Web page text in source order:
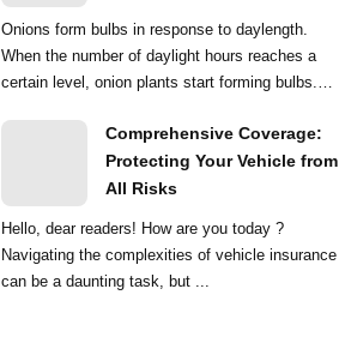
Onions form bulbs in response to daylength.
When the number of daylight hours reaches a
certain level, onion plants start forming bulbs.
Comprehensive Coverage:
Protecting Your Vehicle from
All Risks
Hello, dear readers! How are you today ?
Navigating the complexities of vehicle insurance
can be a daunting task, but ...